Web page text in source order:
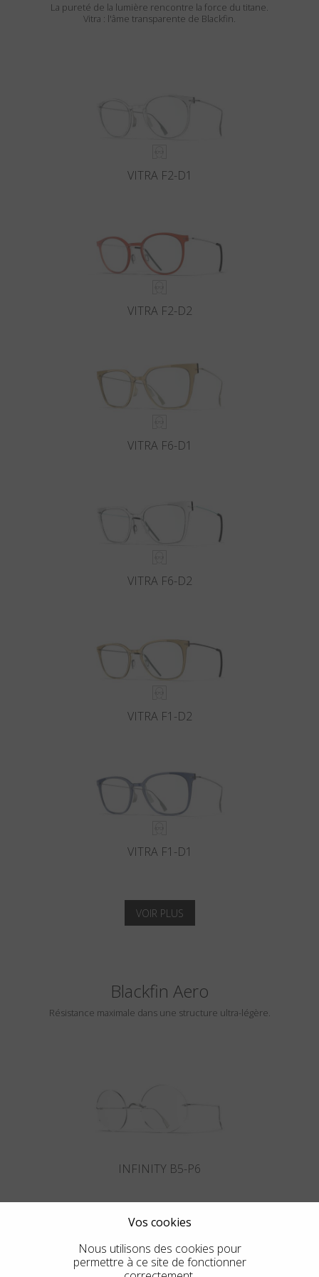
La pureté de la lumière rencontre la force du titane.
Vitra : l'âme transparente de Blackfin.
VITRA F2-D1
VITRA F2-D2
VITRA F6-D1
VITRA F6-D2
VITRA F1-D2
VITRA F1-D1
VOIR PLUS
Blackfin Aero
Résistance maximale dans une structure ultra-légère.
INFINITY B5-P6
Vos cookies
Nous utilisons des cookies pour
permettre à ce site de fonctionner